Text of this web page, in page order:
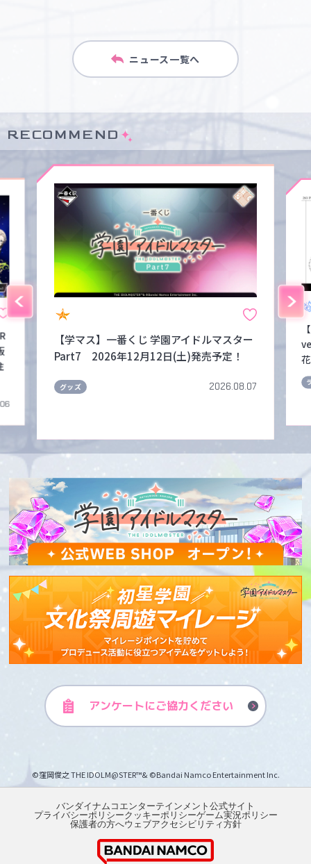
ニュース一覧へ
RECOMMEND
【学マス】一番くじ 学園アイドルマスター
Part7 2026年12月12日(土)発売予定！
グッズ 2026.08.07
アンケートにご協力ください
©窪岡俊之 THE IDOLM@STER™& ©Bandai Namco Entertainment Inc.
バンダイナムコエンターテインメント公式サイト
プライバシーポリシークッキーポリシーゲーム実況ポリシー
保護者の方へウェブアクセシビリティ方針